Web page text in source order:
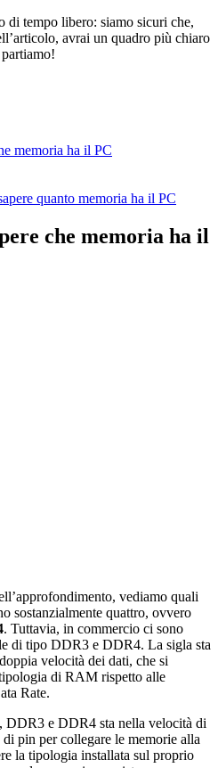
di tempo libero: siamo sicuri che,
avrai un quadro più chiaro
memoria ha il PC
quanto memoria ha il PC
che memoria ha il
vediamo quali
sostanzialmente quattro, ovvero
. Tuttavia, in commercio ci sono
di tipo DDR3 e DDR4. La sigla sta
velocità dei dati, che si
di RAM rispetto alle
Rate.
e DDR4 sta nella velocità di
pin per collegare le memorie alla
la tipologia installata sul proprio